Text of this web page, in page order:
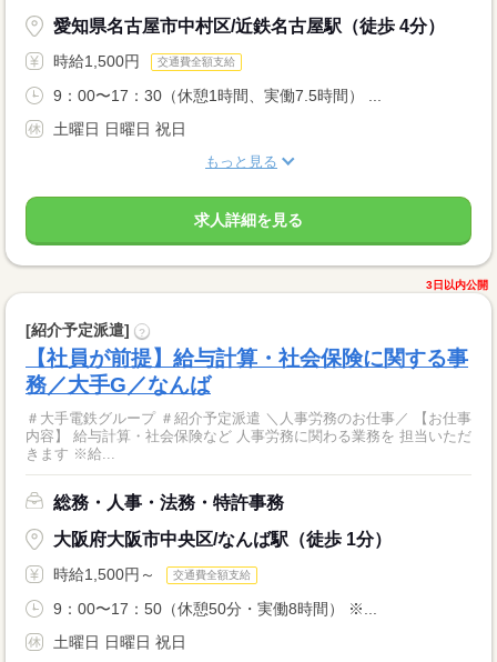
愛知県名古屋市中村区/近鉄名古屋駅（徒歩 4分）
時給1,500円 交通費全額支給
9：00〜17：30（休憩1時間、実働7.5時間） ...
土曜日 日曜日 祝日
もっと見る
求人詳細を見る
3日以内公開
[紹介予定派遣] ?
【社員が前提】給与計算・社会保険に関する事
務／大手G／なんば
＃大手電鉄グループ ＃紹介予定派遣 ＼人事労務のお仕事／ 【お仕事
内容】 給与計算・社会保険など 人事労務に関わる業務を 担当いただ
きます ※給...
総務・人事・法務・特許事務
大阪府大阪市中央区/なんば駅（徒歩 1分）
時給1,500円～ 交通費全額支給
9：00〜17：50（休憩50分・実働8時間） ※...
土曜日 日曜日 祝日